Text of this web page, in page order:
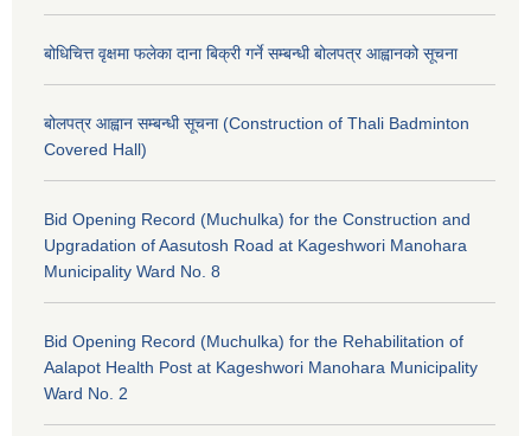
बोधिचित्त वृक्षमा फलेका दाना बिक्री गर्ने सम्बन्धी बोलपत्र आह्वानको सूचना
बोलपत्र आह्वान सम्बन्धी सूचना (Construction of Thali Badminton
Covered Hall)
Bid Opening Record (Muchulka) for the Construction and
Upgradation of Aasutosh Road at Kageshwori Manohara
Municipality Ward No. 8
Bid Opening Record (Muchulka) for the Rehabilitation of
Aalapot Health Post at Kageshwori Manohara Municipality
Ward No. 2